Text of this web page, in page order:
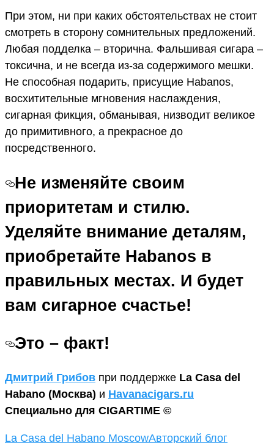
При этом, ни при каких обстоятельствах не стоит
смотреть в сторону сомнительных предложений.
Любая подделка – вторична. Фальшивая сигара –
токсична, и не всегда из-за содержимого мешки.
Не способная подарить, присущие Habanos,
восхитительные мгновения наслаждения,
сигарная фикция, обманывая, низводит великое
до примитивного, а прекрасное до
посредственного.
Не изменяйте своим
приоритетам и стилю.
Уделяйте внимание деталям,
приобретайте Habanos в
правильных местах. И будет
вам сигарное счастье!
Это – факт!
Дмитрий Грибов при поддержке La Casa del
Habano (Москва) и Havanacigars.ru
Специально для CIGARTIME ©
La Casa del Habano MoscowАвторский блог